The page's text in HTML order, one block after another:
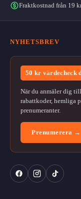
Fraktkostnad från 19
NYHETSBREV
50 kr värdecheck
När du anmäler dig
rabattkoder, hemliga
prenumeranter.
Prenumerera →